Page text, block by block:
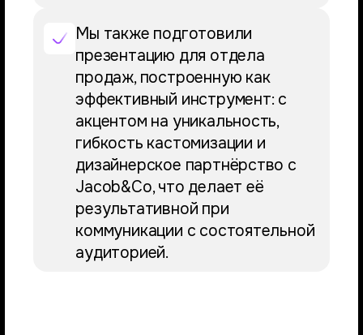
Мы также подготовили
презентацию для отдела
продаж, построенную как
эффективный инструмент: с
акцентом на уникальность,
гибкость кастомизации и
дизайнерское партнёрство с
Jacob&Co, что делает её
результативной при
коммуникации с состоятельной
аудиторией.